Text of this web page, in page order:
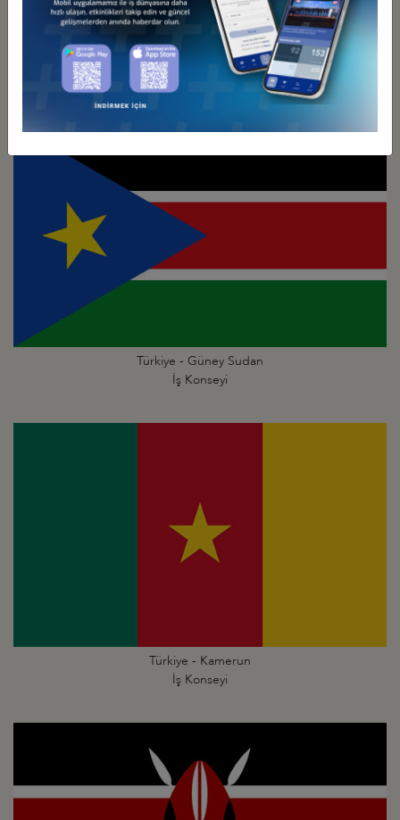
Türkiye - Güney Afrika
Türkiye - Güney Sudan
İş Konseyi
Türkiye - Kamerun
İş Konseyi